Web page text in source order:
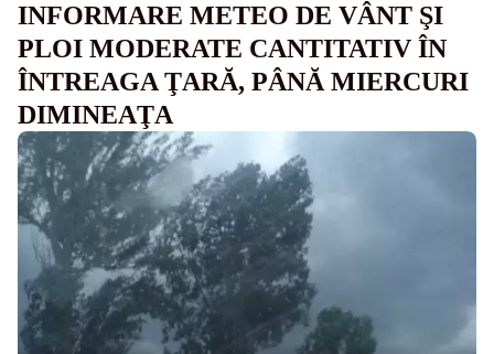
INFORMARE METEO DE VÂNT ŞI
PLOI MODERATE CANTITATIV ÎN
ÎNTREAGA ŢARĂ, PÂNĂ MIERCURI
DIMINEAŢA